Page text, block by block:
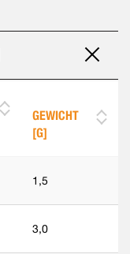
GEWICHT
[G]
1,5
3,0